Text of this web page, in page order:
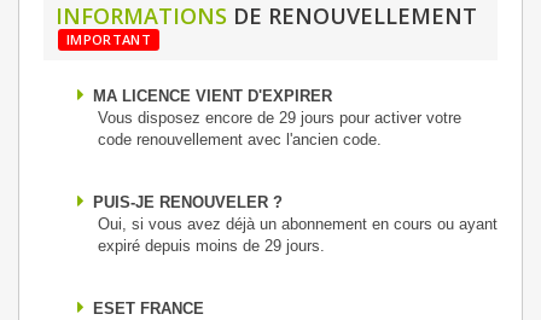
INFORMATIONS DE RENOUVELLEMENT
IMPORTANT
MA LICENCE VIENT D'EXPIRER
Vous disposez encore de 29 jours pour activer votre
code renouvellement avec l'ancien code.
PUIS-JE RENOUVELER ?
Oui, si vous avez déjà un abonnement en cours ou ayant
expiré depuis moins de 29 jours.
ESET FRANCE